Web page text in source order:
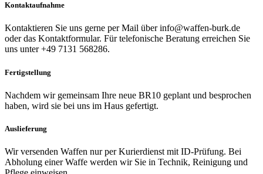
Kontaktaufnahme
Kontaktieren Sie uns gerne per Mail über info@waffen-burk.de
oder das Kontaktformular. Für telefonische Beratung erreichen Sie
uns unter +49 7131 568286.
Fertigstellung
Nachdem wir gemeinsam Ihre neue BR10 geplant und besprochen
haben, wird sie bei uns im Haus gefertigt.
Auslieferung
Wir versenden Waffen nur per Kurierdienst mit ID-Prüfung. Bei
Abholung einer Waffe werden wir Sie in Technik, Reinigung und